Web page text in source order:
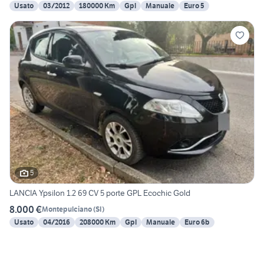
Usato
03/2012 180000 Km Gpl Manuale Euro 5
5
LANCIA Ypsilon 1.2 69 CV 5 porte GPL Ecochic Gold
8.000 €Montepulciano(SI)
Usato
04/2016 208000 Km Gpl Manuale Euro 6b